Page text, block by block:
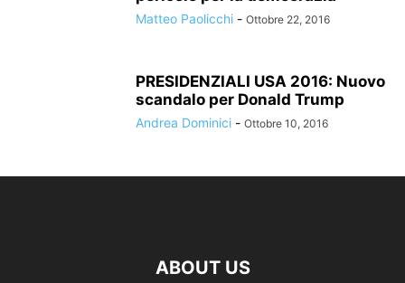
Matteo Paolicchi - Ottobre 22, 2016
PRESIDENZIALI USA 2016: Nuovo
scandalo per Donald Trump
Andrea Dominici - Ottobre 10, 2016
ABOUT US